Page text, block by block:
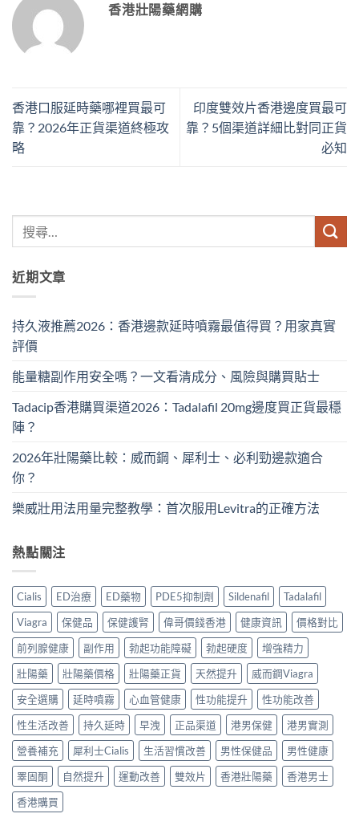
香港壯陽藥網購
香港口服延時藥哪裡買最可
靠？2026年正貨渠道終極攻
略
印度雙效片香港邊度買最可
靠？5個渠道詳細比對同正貨
必知
近期文章
持久液推薦2026：香港邊款延時噴霧最值得買？用家真實
評價
能量糖副作用安全嗎？一文看清成分、風險與購買貼士
Tadacip香港購買渠道2026：Tadalafil 20mg邊度買正貨最穩
陣？
2026年壯陽藥比較：威而鋼、犀利士、必利勁邊款適合
你？
樂威壯用法用量完整教學：首次服用Levitra的正確方法
熱點關注
Cialis ED治療 ED藥物 PDE5抑制劑 Sildenafil
Tadalafil
Viagra
保健品 保健護腎 偉哥價錢香港 健康資訊
價格對比
前列腺健康
副作用 勃起功能障礙 勃起硬度
增強精力
壯陽藥
壯陽藥價格 壯陽藥正貨 天然提升
威而鋼Viagra
安全選購
延時噴霧 心血管健康 性功能提升
性功能改善
性生活改善
持久延時 早洩 正品渠道 港男保健
港男實測
營養補充
犀利士Cialis 生活習慣改善 男性保健品
男性健康
睪固酮
自然提升 運動改善 雙效片 香港壯陽藥
香港男士
香港購買